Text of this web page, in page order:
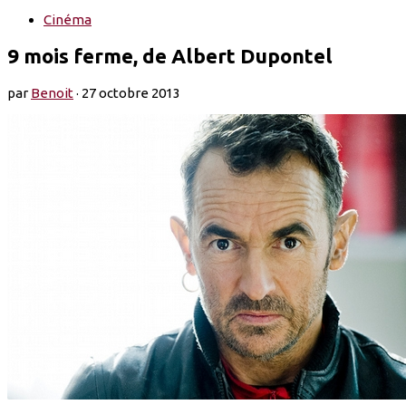
Cinéma
9 mois ferme, de Albert Dupontel
parBenoit· 27 octobre 2013